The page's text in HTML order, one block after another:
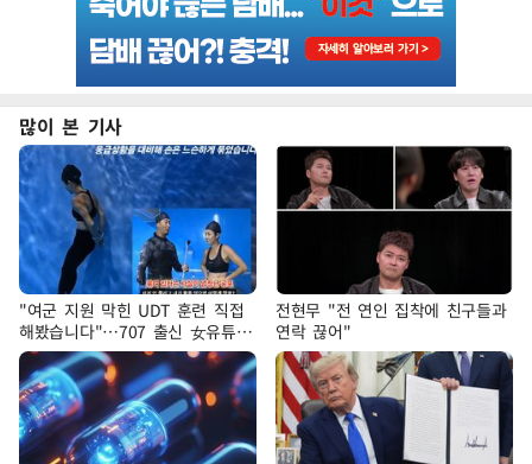
많이 본 기사
"여군 지원 막힌 UDT 훈련 직접
해봤습니다"…707 출신 女유튜버
'완벽 소화'
전현무 "전 연인 집착에 친구들과
연락 끊어"